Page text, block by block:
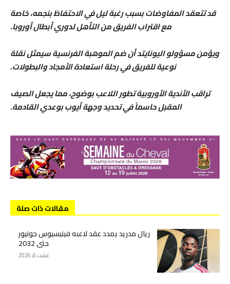
قد تتعقد المفاوضات بسبب رغبة ليل في الاحتفاظ بنجمه، خاصة
مع اقتراب الفريق من التأهل لدوري أبطال أوروبا.
ويؤمن مسؤولو اليونايتد أن ضم الموهبة الفرنسية سيمثل نقلة
نوعية للفريق في رحلة استعادة الأمجاد والبطولات.
تراقب الأندية الأوروبية تطور اللاعب بوضوح، مما يجعل الصيف
المقبل حاسماً في تحديد وجهة أيوب بوعدي القادمة.
مقالات ذات صلة
ريال مدريد يمدد عقد لاعبه فينيسيوس جونيور
حتى 2032
غشت 6, 2026